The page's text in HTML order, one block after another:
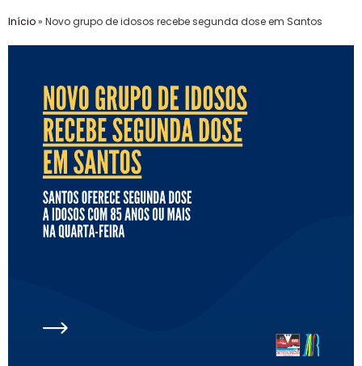
Início» Novo grupo de idosos recebe segunda dose em Santos